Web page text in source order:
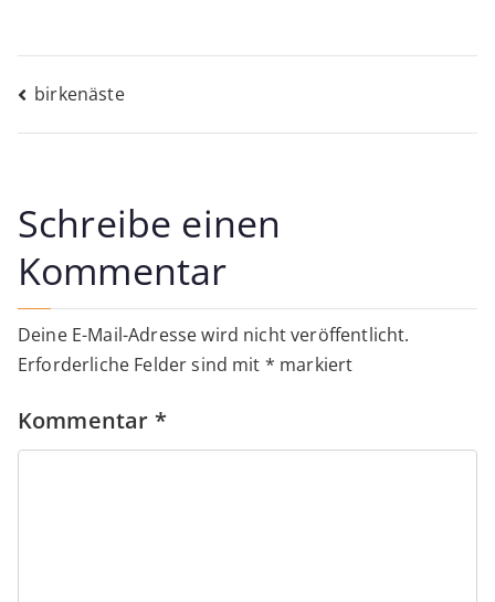
Beitragsnavigation
birkenäste
Schreibe einen
Kommentar
Deine E-Mail-Adresse wird nicht veröffentlicht.
Erforderliche Felder sind mit * markiert
Kommentar *